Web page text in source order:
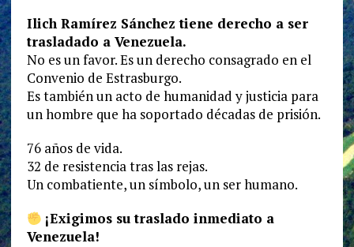
Ilich Ramírez Sánchez tiene derecho a ser
trasladado a Venezuela.
No es un favor. Es un derecho consagrado en el
Convenio de Estrasburgo.
Es también un acto de humanidad y justicia para
un hombre que ha soportado décadas de prisión.
76 años de vida.
32 de resistencia tras las rejas.
Un combatiente, un símbolo, un ser humano.
¡Exigimos su traslado inmediato a
Venezuela!